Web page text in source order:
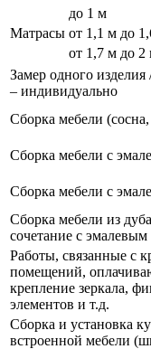
Матрасы
до 1 м
от 1,1 м до
от 1,7 м до 2
Замер одного изделия
– индивидуально
Сборка мебели (сосна,
Сборка мебели с
Сборка мебели с
Сборка мебели из
сочетание с
Работы, связанные с
помещений,
крепление зеркала,
элементов и т.д.
Сборка и установка
встроенной мебели